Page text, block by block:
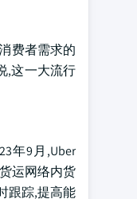
费者需求的
,这一大流行
年9月,Uber
运网络内货
跟踪,提高能